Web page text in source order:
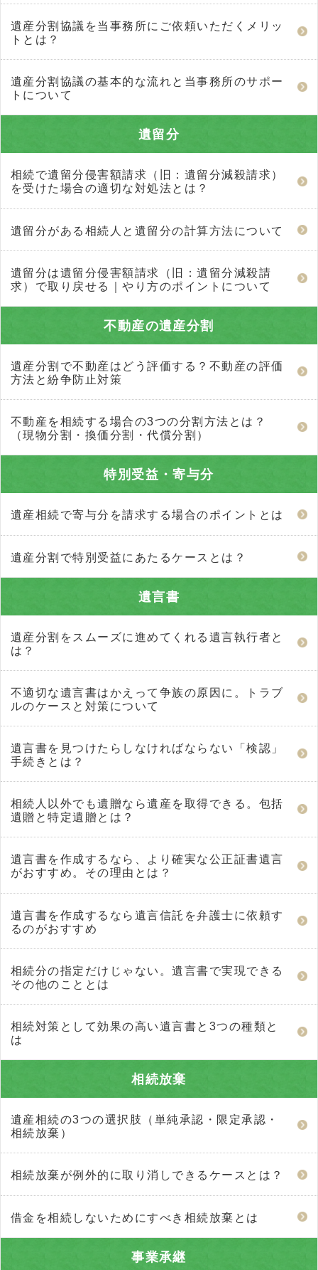
遺産分割協議を当事務所にご依頼いただくメリッ
トとは？
遺産分割協議の基本的な流れと当事務所のサポー
トについて
遺留分
相続で遺留分侵害額請求（旧：遺留分減殺請求）
を受けた場合の適切な対処法とは？
遺留分がある相続人と遺留分の計算方法について
遺留分は遺留分侵害額請求（旧：遺留分減殺請
求）で取り戻せる｜やり方のポイントについて
不動産の遺産分割
遺産分割で不動産はどう評価する？不動産の評価
方法と紛争防止対策
不動産を相続する場合の3つの分割方法とは？
（現物分割・換価分割・代償分割）
特別受益・寄与分
遺産相続で寄与分を請求する場合のポイントとは
遺産分割で特別受益にあたるケースとは？
遺言書
遺産分割をスムーズに進めてくれる遺言執行者と
は？
不適切な遺言書はかえって争族の原因に。トラブ
ルのケースと対策について
遺言書を見つけたらしなければならない「検認」
手続きとは？
相続人以外でも遺贈なら遺産を取得できる。包括
遺贈と特定遺贈とは？
遺言書を作成するなら、より確実な公正証書遺言
がおすすめ。その理由とは？
遺言書を作成するなら遺言信託を弁護士に依頼す
るのがおすすめ
相続分の指定だけじゃない。遺言書で実現できる
その他のこととは
相続対策として効果の高い遺言書と3つの種類と
は
相続放棄
遺産相続の3つの選択肢（単純承認・限定承認・
相続放棄）
相続放棄が例外的に取り消しできるケースとは？
借金を相続しないためにすべき相続放棄とは
事業承継